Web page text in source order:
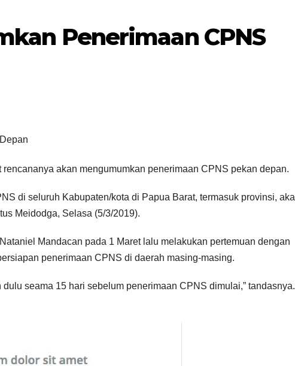
Penerimaan CPNS
akan mengumumkan penerimaan CPNS pekan depan.
di seluruh Kabupaten/kota di Papua Barat, termasuk provinsi,
Meidodga, Selasa (5/3/2019).
Mandacan pada 1 Maret lalu melakukan pertemuan dengan
penerimaan CPNS di daerah masing-masing.
seama 15 hari sebelum penerimaan CPNS dimulai,” tandasnya.